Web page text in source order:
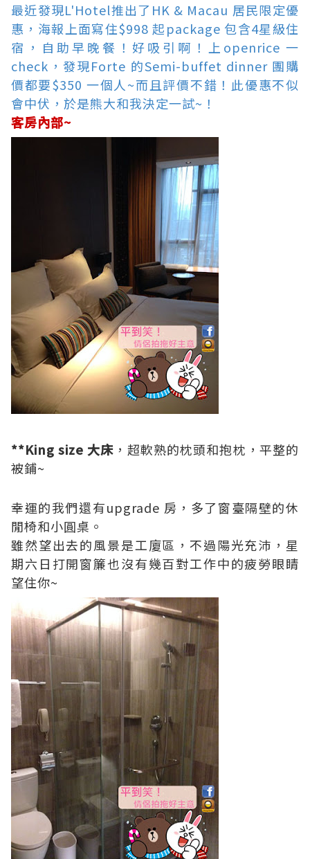
最近發現L'Hotel推出了HK & Macau 居民限定優
惠，海報上面寫住$998 起package 包含4星級住
宿，自助早晚餐！好吸引啊！上openrice 一
check，發現Forte 的Semi-buffet dinner 團購
價都要$350 一個人~而且評價不錯！此優惠不似
會中伏，於是熊大和我決定一試~！
客房內部~
**King size 大床 ，超軟熟的枕頭和抱枕，平整的
被鋪~
幸運的我們還有upgrade 房，多了窗臺隔壁的休
閒椅和小圓桌。
雖然望出去的風景是工廈區，不過陽光充沛，星
期六日打開窗簾也沒有幾百對工作中的疲勞眼睛
望住你~